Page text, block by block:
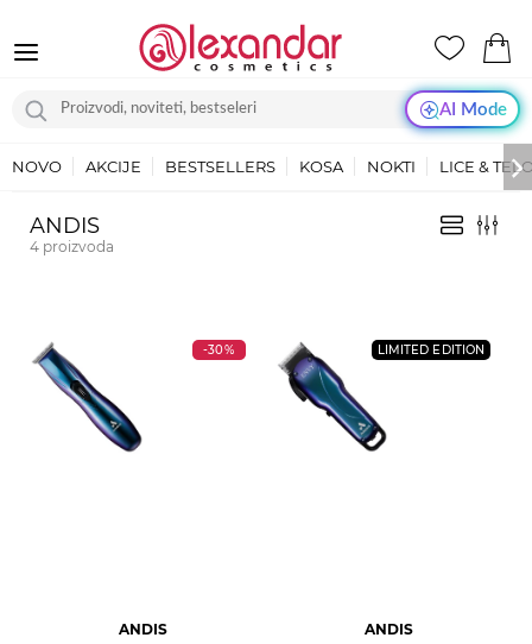
AI Mode
NOVO AKCIJE BESTSELLERS KOSA NOKTI LICE &
ANDIS
4 proizvoda
-30%
ANDIS
LIMITED EDITION
ANDIS